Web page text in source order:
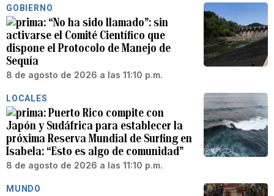
GOBIERNO
“No ha sido llamado”: sin
activarse el Comité Científico que
dispone el Protocolo de Manejo de
Sequía
8 de agosto de 2026 a las 11:10 p.m.
LOCALES
Puerto Rico compite con
Japón y Sudáfrica para establecer la
próxima Reserva Mundial de Surfing en
Isabela: “Esto es algo de comunidad”
8 de agosto de 2026 a las 11:10 p.m.
MUNDO